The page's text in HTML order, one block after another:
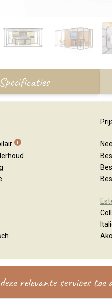
Specificaties
i
Nee
deze relevante services